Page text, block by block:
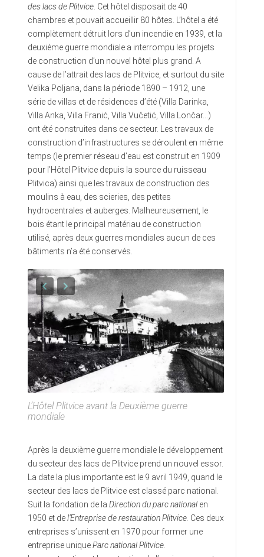
des lacs de Plitvice. Cet hôtel disposait de 40
chambres et pouvait accueillir 80 hôtes. L’hôtel a été
complètement détruit lors d’un incendie en 1939, et la
deuxième guerre mondiale a interrompu les projets
de construction d’un nouvel hôtel plus grand. A
cause de l’attrait des lacs de Plitvice, et surtout du site
Velika Poljana, dans la période 1890 – 1912, une
série de villas et de résidences d’été (Villa Darinka,
Villa Anka, Villa Franić, Villa Vučetić, Villa Lončar…)
ont été construites dans ce secteur. Les travaux de
construction d’infrastructures se déroulent en même
temps (le premier réseau d’eau est construit en 1909
pour l’Hôtel Plitvice depuis la source du ruisseau
Plitvica) ainsi que les travaux de construction des
moulins à eau, des scieries, des petites
hydrocentrales et auberges. Malheureusement, le
bois étant le principal matériau de construction
utilisé, après deux guerres mondiales aucun de ces
bâtiments n’a été conservés.
L’Hôtel Plitvice avant la Deuxième guerre
mondiale
Après la deuxième guerre mondiale le développement
du secteur des lacs de Plitvice prend un nouvel essor.
La date la plus importante est le 9 avril 1949, quand le
secteur des lacs de Plitvice est classé parc national.
Suit la fondation de la Direction du parc national en
1950 et del’Entreprise de restauration Plitvice. Ces deux
entreprises s’unissent en 1970 pour former une
entreprise uniqueParc national Plitvice.